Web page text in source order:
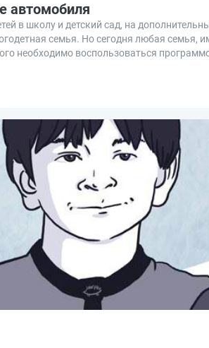
автомобиля
в школу и детский сад, на
семья. Но сегодня любая семья,
необходимо воспользоваться